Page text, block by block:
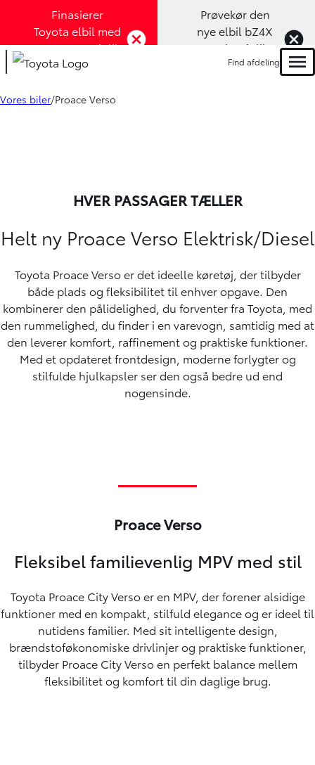
Finasierer
Toyota elbil med
1,99% rente (Klik
her)
Prøvekør den
nye elbil bZ4X
Touring (Klik
her)
Find afdeling
Vores biler Proace Verso
HVER PASSAGER TÆLLER
Helt ny Proace Verso Elektrisk/Diesel
Toyota Proace Verso er det ideelle køretøj, der tilbyder
både plads og fleksibilitet til enhver opgave. Den
kombinerer den pålidelighed, du forventer fra Toyota, med
den rummelighed, du finder i en varevogn, samtidig med at
den leverer komfort, raffinement og praktiske funktioner.
Med et opdateret frontdesign, moderne forlygter og
stilfulde hjulkapsler ser den også bedre ud end
nogensinde.
Proace Verso
Fleksibel familievenlig MPV med stil
Toyota Proace City Verso er en MPV, der forener alsidige
funktioner med en kompakt, stilfuld elegance og er ideel til
nutidens familier. Med sit intelligente design,
brændstoføkonomiske drivlinjer og praktiske funktioner,
tilbyder Proace City Verso en perfekt balance mellem
fleksibilitet og komfort til din daglige brug.